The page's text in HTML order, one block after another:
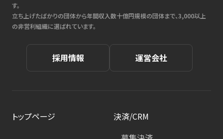
す。
立ち上げたばかりの団体から年間収入数十億円規模の団体まで、3,000以上
の非営利組織に選ばれています。
採用情報 運営会社
トップページ
決済/CRM